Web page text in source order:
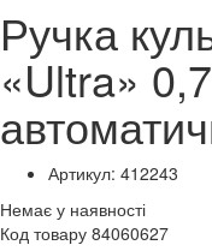
Ручка
«Ultra»
Артикул: 412243
Немає у наявності
Код товару 84060627